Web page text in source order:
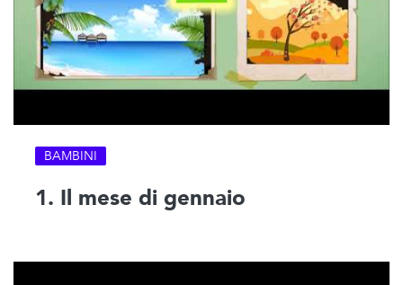
BAMBINI
1. Il mese di gennaio